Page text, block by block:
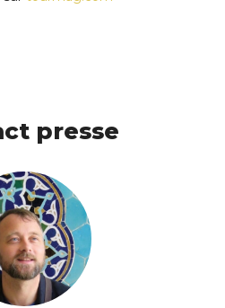
presse